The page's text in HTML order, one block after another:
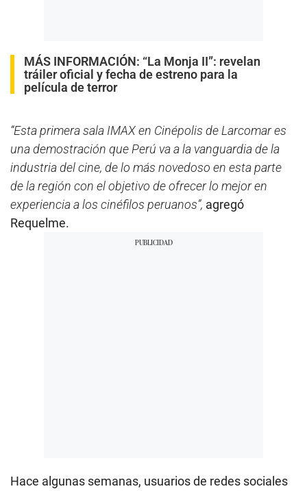
MÁS INFORMACIÓN: “La Monja II”: revelan
tráiler oficial y fecha de estreno para la
película de terror
“Esta primera sala IMAX en Cinépolis de Larcomar es
una demostración que Perú va a la vanguardia de la
industria del cine, de lo más novedoso en esta parte
de la región con el objetivo de ofrecer lo mejor en
experiencia a los cinéfilos peruanos”, agregó
Requelme.
Hace algunas semanas, usuarios de redes sociales